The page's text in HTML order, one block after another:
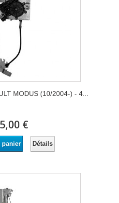
MODUS (10/2004-) - 4...
€
panier Détails